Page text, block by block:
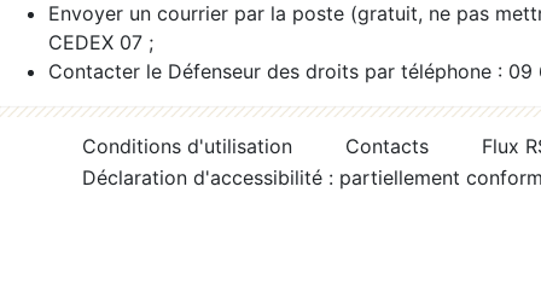
Envoyer un courrier par la poste (gratuit, ne pas
CEDEX 07 ;
Contacter le Défenseur des droits par téléphone :
Conditions d'utilisation Contacts
Flux
Déclaration d'accessibilité : partiellement